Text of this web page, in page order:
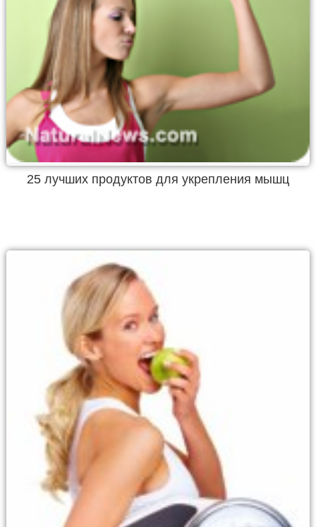
25 лучших продуктов для укрепления мышц